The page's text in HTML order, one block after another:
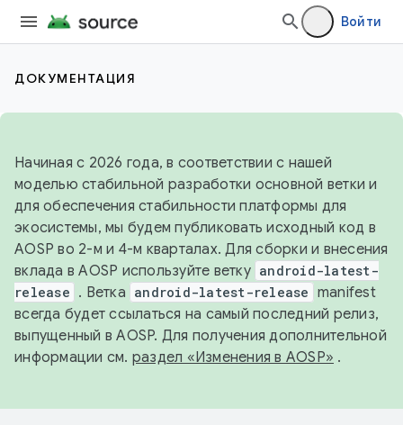
Войти
ДОКУМЕНТАЦИЯ
Начиная с 2026 года, в соответствии с нашей
моделью стабильной разработки основной ветки и
для обеспечения стабильности платформы для
экосистемы, мы будем публиковать исходный код в
AOSP во 2-м и 4-м кварталах. Для сборки и внесения
вклада в AOSP используйте ветку android-latest-
release . Ветка android-latest-release manifest
всегда будет ссылаться на самый последний релиз,
выпущенный в AOSP. Для получения дополнительной
информации см. раздел «Изменения в AOSP» .